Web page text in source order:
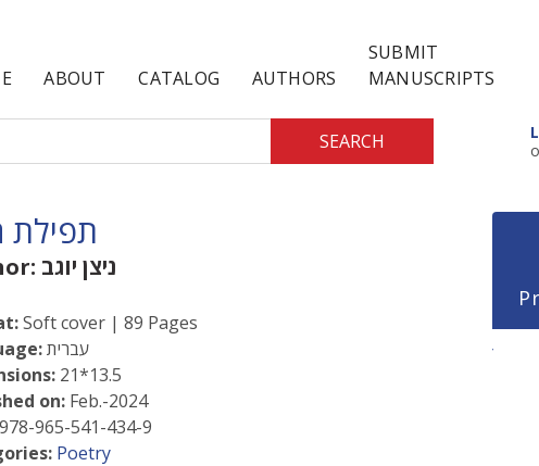
ABOUT CATALOG AUTHORS
SUBMIT
MANUSCRIPTS
SEARCH
תפילת
ניצן יוגב
Soft cover | 89 Pages
עברית
21*13.5
on: Feb.-2024
978-965-541-434-9
Poetry